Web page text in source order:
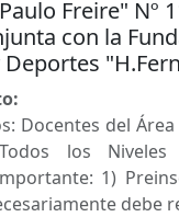
Freire" Nº
con la
Deportes
Docentes del
los Niveles
1)
debe